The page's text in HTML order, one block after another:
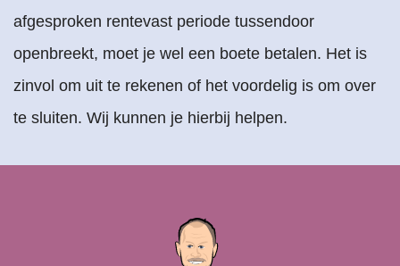
afgesproken rentevast periode tussendoor
openbreekt, moet je wel een boete betalen. Het is
zinvol om uit te rekenen of het voordelig is om over
te sluiten. Wij kunnen je hierbij helpen.